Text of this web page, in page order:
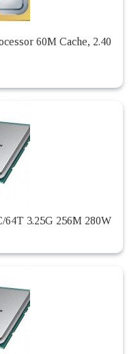
60M Cache, 2.40
64T 3.25G 256M 280W